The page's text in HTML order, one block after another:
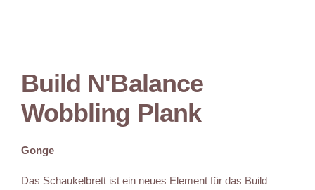
Build N'Balance
Wobbling Plank
Gonge
Das Schaukelbrett ist ein neues Element für das Build